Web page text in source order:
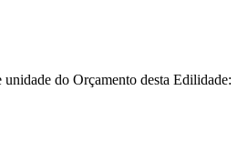
do Orçamento desta Edilidade: